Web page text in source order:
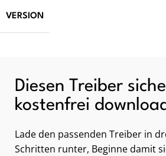
VERSION
Diesen Treiber
kostenfrei
Lade den passenden Treiber in
Schritten runter, Beginne damit